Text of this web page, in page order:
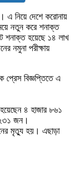
নিয়ে দেশে করোনায়
নতুন করে শনাক্ত
হয়েছে ১৪ লাখ
নমুনা পরীক্ষায়
প্রেস বিজ্ঞপ্তিতে এ
৪ হাজার ৮৬১
জন।
মৃত্যু হয়। এছাড়া